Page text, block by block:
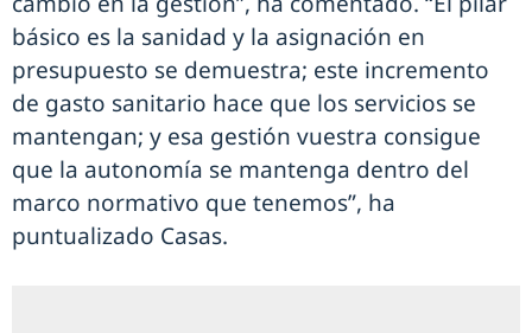
básico es la sanidad y la asignación en
presupuesto se demuestra; este incremento
de gasto sanitario hace que los servicios se
mantengan; y esa gestión vuestra consigue
que la autonomía se mantenga dentro del
marco normativo que tenemos”, ha
puntualizado Casas.